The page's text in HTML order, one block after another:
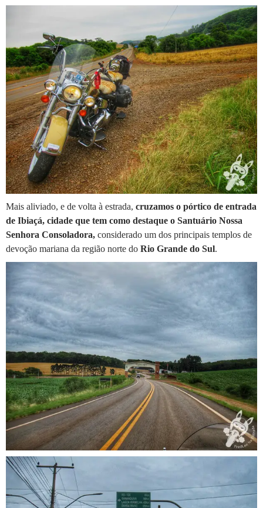
Mais aliviado, e de volta à estrada, cruzamos o pórtico de entrada
de Ibiaçá, cidade que tem como destaque o Santuário Nossa
Senhora Consoladora, considerado um dos principais templos de
devoção mariana da região norte do Rio Grande do Sul.